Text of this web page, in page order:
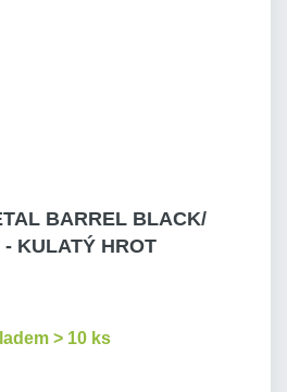
BARREL BLACK/
- KULATÝ HROT
> 10 ks